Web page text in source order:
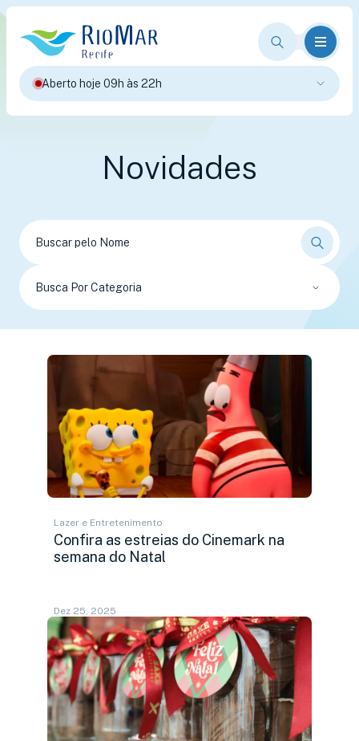
Aberto hoje 09h às 22h
Novidades
Busca Por Categoria
Lazer e Entretenimento
Confira as estreias do Cinemark na
semana do Natal
Dez 25, 2025